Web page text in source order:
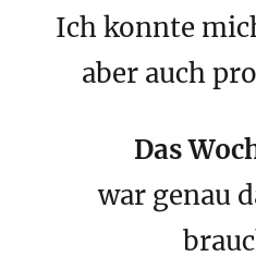
Ich konnte
aber auch
Das
war genau